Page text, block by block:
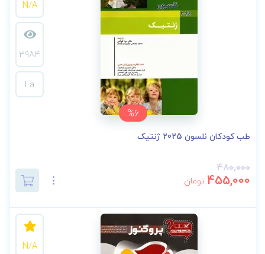
%6
N/A
3984
Fa
طب کودکان نلسون 2025 ژنتیک
480,000
455,000 تومان
N/A